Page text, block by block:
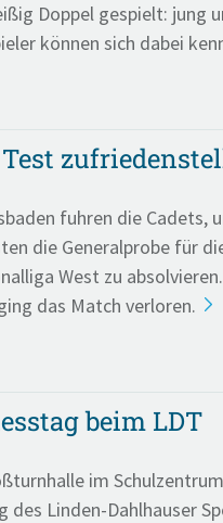
Doppel gespielt: jung
können sich dabei
fuhren die Cadets,
die Generalprobe für
West zu
das Match verloren.
beim LDT
im
des Linden-Dahlhauser